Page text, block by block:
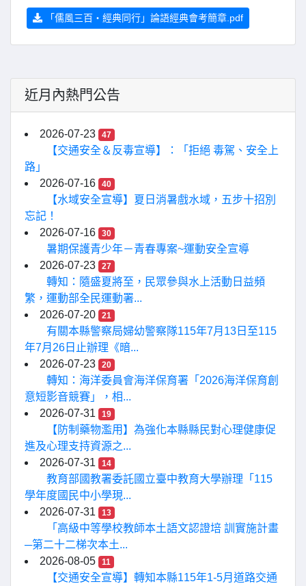
「儒風三百・經典同行」論語經典會考簡章.pdf
近月內熱門公告
2026-07-23 47
【交通安全＆反毒宣導】：「拒絕 毒駕、安全上
路」
2026-07-16
40
【水域安全宣導】夏日消暑戲水域，五步十招別
忘記！
2026-07-16
30
暑期保護青少年－青春專案~運動安全宣導
2026-07-23
27
轉知：隨盛夏將至，民眾參與水上活動日益頻
繁，運動部全民運動署...
2026-07-20
21
有關本縣警察局婦幼警察隊115年7月13日至115
年7月26日止辦理《暗...
2026-07-23
20
轉知：海洋委員會海洋保育署「2026海洋保育創
意短影音競賽」，相...
2026-07-31
19
【防制藥物濫用】為強化本縣縣民對心理健康促
進及心理支持資源之...
2026-07-31
14
教育部國教署委託國立臺中教育大學辦理「115
學年度國民中小學現...
2026-07-31
13
「高級中等學校教師本土語文認證培 訓實施計畫
─第二十二梯次本土...
2026-08-05
11
【交通安全宣導】轉知本縣115年1-5月道路交通